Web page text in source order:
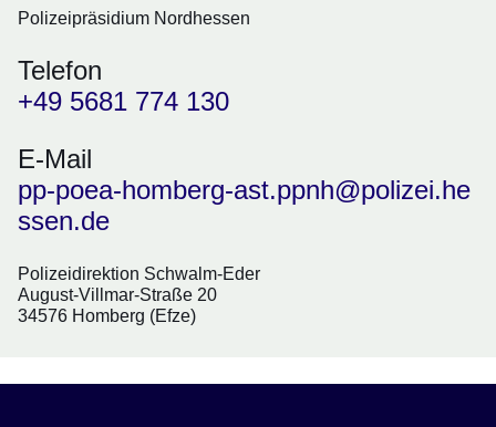
Polizeipräsidium Nordhessen
Telefon
+49 5681 774 130
E-Mail
pp-poea-homberg-ast.ppnh@polizei.he
ssen.de
Polizeidirektion Schwalm-Eder
August-Villmar-Straße 20
34576 Homberg (Efze)